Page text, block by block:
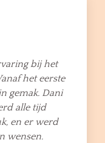
bij het
het eerste
gemak. Dani
alle tijd
en er werd
wensen.